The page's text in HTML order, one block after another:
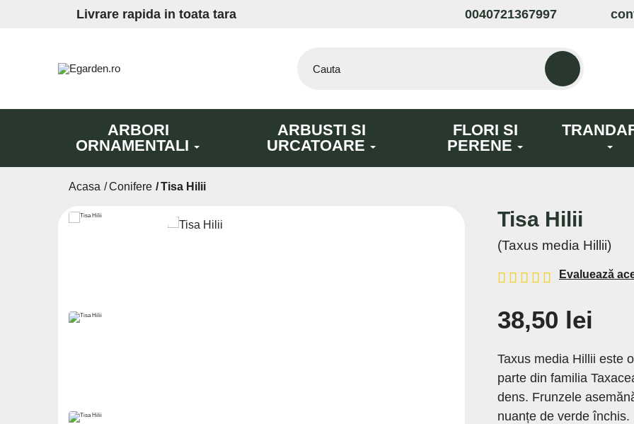
Livrare rapida in toata tara 0040721367997
ARBORI
ORNAMENTALI
ARBUSTI SI
URCATOARE
FLORI SI
PERENE
Acasa Conifere Tisa Hilii
Tisa Hilii
(Taxus media Hillii)
Evaluează
38,50 lei
Taxus media Hillii este
parte din familia
dens. Frunzele
nuanțe de verde